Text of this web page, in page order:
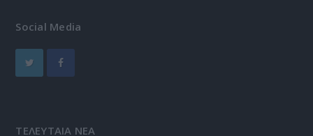
Social Media
ΤΕΛΕΥΤΑΙΑ ΝΕΑ